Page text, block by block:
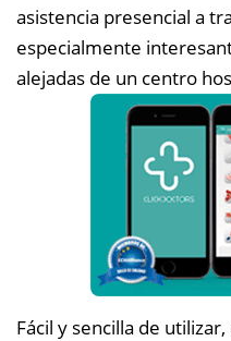
asistencia presencial a
especialmente
alejadas de un centro
Fácil y sencilla de